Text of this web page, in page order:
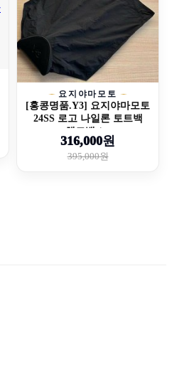
요지야마모토
[홍콩명품.Y3] 요지야마모토
24SS 로고 나일론 토트백
핸드백 (...
316,000원
395,000원